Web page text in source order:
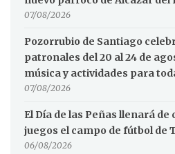
07/08/2026
Pozorrubio de Santiago
patronales del 20 al 24 de
música y actividades para
07/08/2026
El Día de las Peñas llenará
juegos el campo de fútbol de
06/08/2026